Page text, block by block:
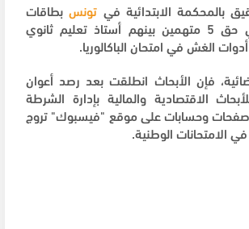
بالمحكمة الابتدائية في تونس بطاقات
إيداع بالسجن في حق 5 متهمين بينهم أستاذ تعليم ثانوي
الغش في امتحان الباكالوريا.
فإن الأبحاث انطلقت بعد رصد أعوان
الاقتصادية والمالية بإدارة الشرطة
صفحات وحسابات على موقع "فيسبوك" تروج
الامتحانات الوطنية.